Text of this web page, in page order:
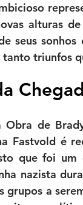
alturas
seus
triunfos
de
Fastvold é
que foi um
nazista
grupos a